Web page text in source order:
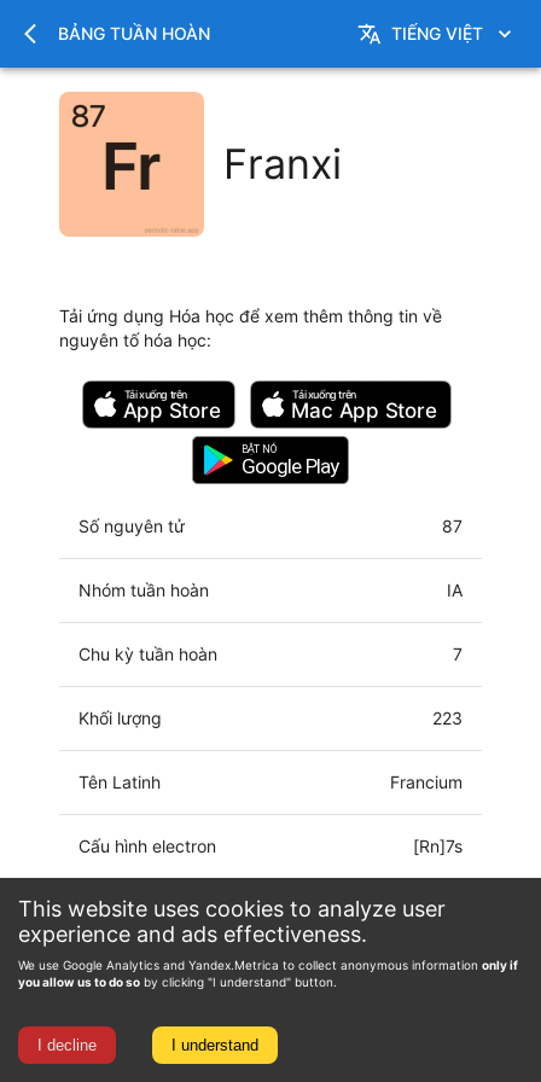
This website uses cookies to analyze user
experience and ads effectiveness.
We use Google Analytics and Yandex.Metrica to collect anonymous information only if
you allow us to do so by clicking "I understand" button.
I decline I understand
BẢNG TUẦN HOÀN TIẾNG VIỆT
Franxi
Tải ứng dụng Hóa học để xem thêm thông tin về
nguyên tố hóa học:
Tải xuống trên
App Store
Tải xuống trên
Mac App Store
BẬT NÓ
Google Play
Số nguyên tử 87
Nhóm tuần hoàn IA
Chu kỳ tuần hoàn 7
Khối lượng 223
Tên Latinh Francium
Cấu hình electron [Rn]7s
Trạng thái ôxy hóa 0, 1